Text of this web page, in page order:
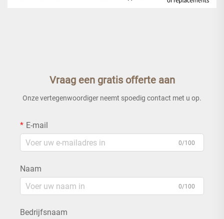
Vraag een gratis offerte aan
Onze vertegenwoordiger neemt spoedig contact met u op.
E-mail
0/100
Naam
0/100
Bedrijfsnaam